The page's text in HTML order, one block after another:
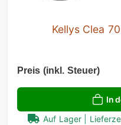
Kellys Clea
Preis (inkl. Steuer)
In
Auf Lager |